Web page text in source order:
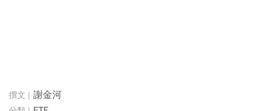
謝金河